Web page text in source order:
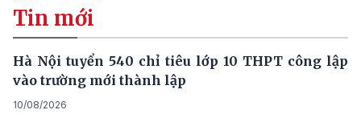
Tin mới
Hà Nội tuyển 540 chỉ tiêu lớp 10 THPT công lập
vào trường mới thành lập
10/08/2026